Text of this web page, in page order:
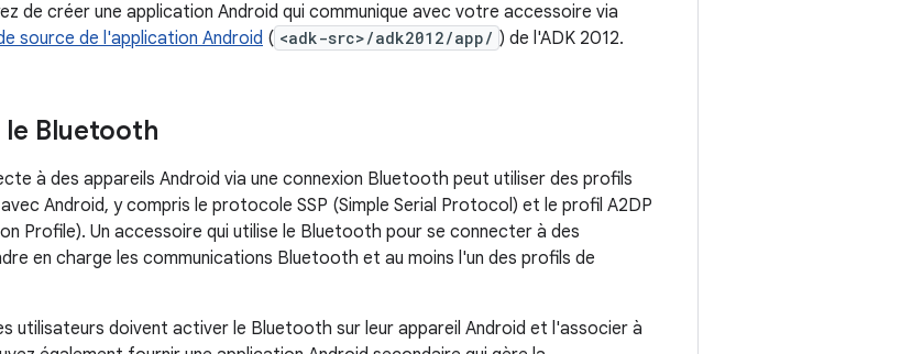
de créer une application Android qui communique avec votre accessoire via
source de l'application Android ( <adk-src>/adk2012/app/ ) de l'ADK 2012.
Bluetooth
à des appareils Android via une connexion Bluetooth peut utiliser des profils
Android, y compris le protocole SSP (Simple Serial Protocol) et le profil A2DP
Profile). Un accessoire qui utilise le Bluetooth pour se connecter à des
en charge les communications Bluetooth et au moins l'un des profils de
utilisateurs doivent activer le Bluetooth sur leur appareil Android et l'associer à